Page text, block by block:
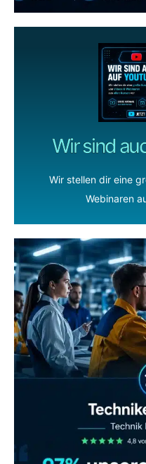
Wir sind
Wir stellen dir eine
Webinaren